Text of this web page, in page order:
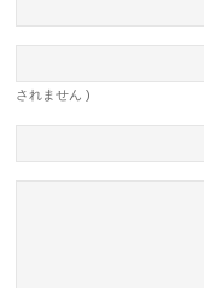
されません )